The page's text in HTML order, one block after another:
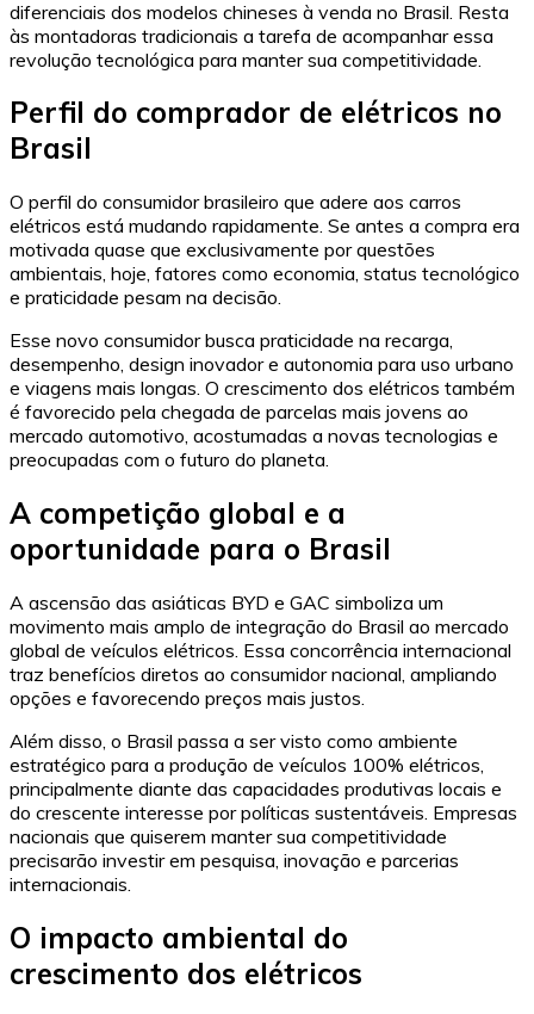
diferenciais dos modelos chineses à venda no Brasil. Resta
às montadoras tradicionais a tarefa de acompanhar essa
revolução tecnológica para manter sua competitividade.
Perfil do comprador de elétricos no
Brasil
O perfil do consumidor brasileiro que adere aos carros
elétricos está mudando rapidamente. Se antes a compra era
motivada quase que exclusivamente por questões
ambientais, hoje, fatores como economia, status tecnológico
e praticidade pesam na decisão.
Esse novo consumidor busca praticidade na recarga,
desempenho, design inovador e autonomia para uso urbano
e viagens mais longas. O crescimento dos elétricos também
é favorecido pela chegada de parcelas mais jovens ao
mercado automotivo, acostumadas a novas tecnologias e
preocupadas com o futuro do planeta.
A competição global e a
oportunidade para o Brasil
A ascensão das asiáticas BYD e GAC simboliza um
movimento mais amplo de integração do Brasil ao mercado
global de veículos elétricos. Essa concorrência internacional
traz benefícios diretos ao consumidor nacional, ampliando
opções e favorecendo preços mais justos.
Além disso, o Brasil passa a ser visto como ambiente
estratégico para a produção de veículos 100% elétricos,
principalmente diante das capacidades produtivas locais e
do crescente interesse por políticas sustentáveis. Empresas
nacionais que quiserem manter sua competitividade
precisarão investir em pesquisa, inovação e parcerias
internacionais.
O impacto ambiental do
crescimento dos elétricos